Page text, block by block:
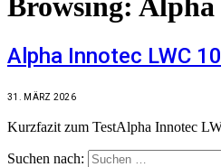
Browsing: Alpha
Alpha Innotec LWC
31. MÄRZ 2026
Kurzfazit zum TestAlpha Innotec
Suchen nach: